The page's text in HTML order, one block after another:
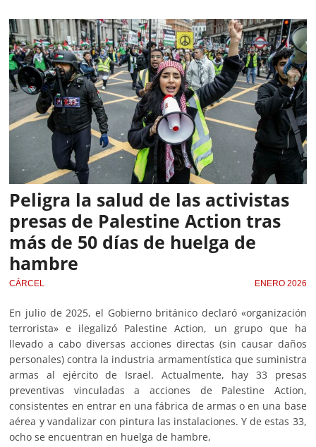
Peligra la salud de las activistas
presas de Palestine Action tras
más de 50 días de huelga de
hambre
CÁRCEL ENERO 2026
En julio de 2025, el Gobierno británico declaró «organización
terrorista» e ilegalizó Palestine Action, un grupo que ha
llevado a cabo diversas acciones directas (sin causar daños
personales) contra la industria armamentística que suministra
armas al ejército de Israel. Actualmente, hay 33 presas
preventivas vinculadas a acciones de Palestine Action,
consistentes en entrar en una fábrica de armas o en una base
aérea y vandalizar con pintura las instalaciones. Y de estas 33,
ocho se encuentran en huelga de hambre,